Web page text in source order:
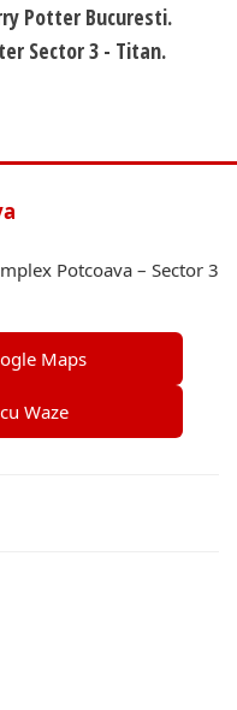
Potter Bucuresti.
Sector 3 - Titan.
Potcoava – Sector 3
Maps
Waze